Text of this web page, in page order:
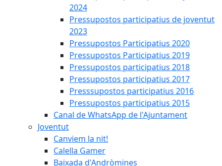
2024
Pressupostos participatius de joventut
2023
Pressupostos Participatius 2020
Pressupostos Participatius 2019
Pressupostos participatius 2018
Pressupostos participatius 2017
Presssupostos participatius 2016
Pressupostos participatius 2015
Canal de WhatsApp de l'Ajuntament
Joventut
Canviem la nit!
Calella Gamer
Baixada d'Andròmines